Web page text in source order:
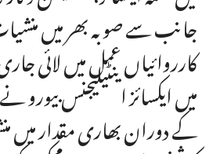
جانب سے صوبہ بھر میں
کارروائیاں عمل میں لائی
میں ایکسائز اینٹیلیجنس
کے دوران بھاری مقدار میں